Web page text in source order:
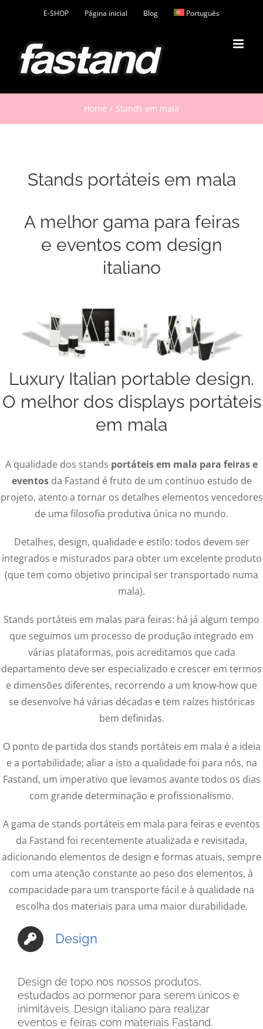
content
E-SHOP Página inicial Blog Português
Home Stands em mala
Stands portáteis em mala
A melhor gama para feiras
e eventos com design
italiano
Luxury Italian portable design.
O melhor dos displays portáteis
em mala
A qualidade dos stands portáteis em mala para feiras e
eventosda Fastand é fruto de um contínuo estudo de
projeto, atento a tornar os detalhes elementos vencedores
de uma filosofia produtiva única no mundo.
Detalhes, design, qualidade e estilo: todos devem ser
integrados e misturados para obter um excelente produto
(que tem como objetivo principal ser transportado numa
mala).
Stands portáteis em malas para feiras: há já algum tempo
que seguimos um processo de produção integrado em
várias plataformas, pois acreditamos que cada
departamento deve ser especializado e crescer em termos
e dimensões diferentes, recorrendo a um know-how que
se desenvolve há várias décadas e tem raízes históricas
bem definidas.
O ponto de partida dos stands portáteis em mala é a ideia
e a portabilidade; aliar a isto a qualidade foi para nós, na
Fastand, um imperativo que levamos avante todos os dias
com grande determinação e profissionalismo.
A gama de stands portáteis em mala para feiras e eventos
da Fastand foi recentemente atualizada e revisitada,
adicionando elementos de design e formas atuais, sempre
com uma atenção constante ao peso dos elementos, à
compacidade para um transporte fácil e à qualidade na
escolha dos materiais para uma maior durabilidade.
Design
Design de topo nos nossos produtos,
estudados ao pormenor para serem únicos e
inimitáveis. Design italiano para realizar
eventos e feiras com materiais Fastand.